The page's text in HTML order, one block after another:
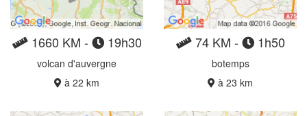
1660 KM - 19h30
volcan d'auvergne
à 22 km
74 KM - 1h50
botemps
à 23 km